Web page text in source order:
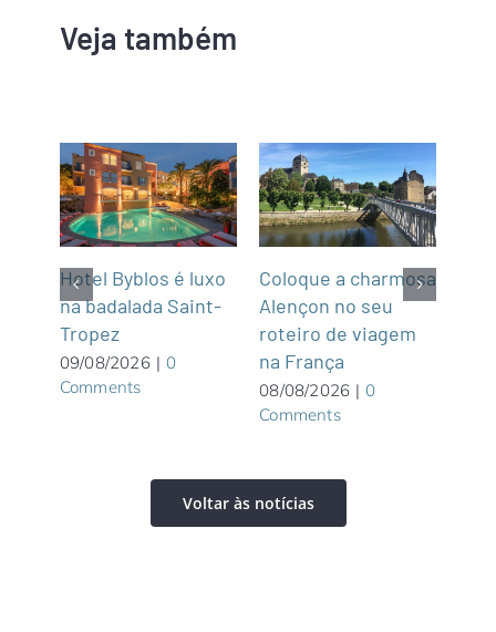
Veja também
Hotel Byblos é luxo
na badalada Saint-
Tropez
09/08/2026 | 0
Comments
Coloque a charmosa
Alençon no seu
roteiro de viagem
na França
08/08/2026 | 0
Comments
Voltar às notícias